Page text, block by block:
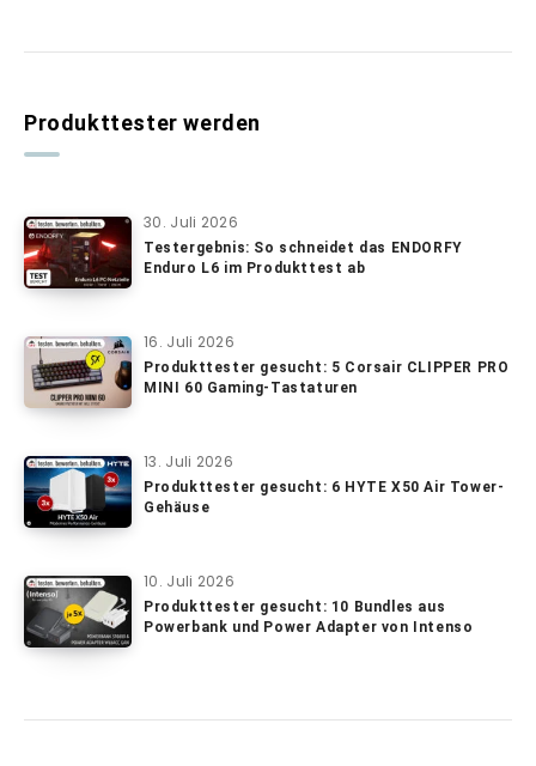
Produkttester werden
30. Juli 2026
Testergebnis: So schneidet das ENDORFY
Enduro L6 im Produkttest ab
16. Juli 2026
Produkttester gesucht: 5 Corsair CLIPPER PRO
MINI 60 Gaming-Tastaturen
13. Juli 2026
Produkttester gesucht: 6 HYTE X50 Air Tower-
Gehäuse
10. Juli 2026
Produkttester gesucht: 10 Bundles aus
Powerbank und Power Adapter von Intenso